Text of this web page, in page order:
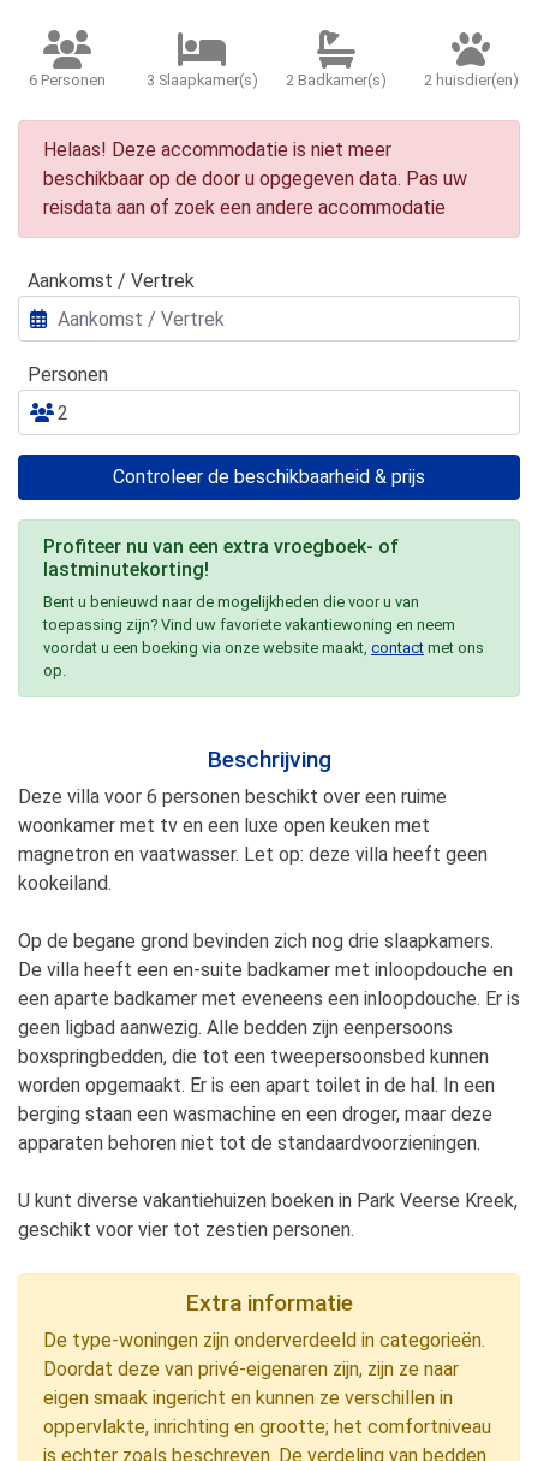
6 Personen 3 Slaapkamer(s) 2 Badkamer(s) 2 huisdier(en)
Helaas! Deze accommodatie is niet meer
beschikbaar op de door u opgegeven data. Pas uw
reisdata aan of zoek een andere accommodatie
Aankomst / Vertrek
Personen
Controleer de beschikbaarheid & prijs
Profiteer nu van een extra vroegboek- of
lastminutekorting!
Bent u benieuwd naar de mogelijkheden die voor u van
toepassing zijn? Vind uw favoriete vakantiewoning en neem
voordat u een boeking via onze website maakt, contact met ons
op.
Beschrijving
Deze villa voor 6 personen beschikt over een ruime
woonkamer met tv en een luxe open keuken met
magnetron en vaatwasser. Let op: deze villa heeft geen
kookeiland.
Op de begane grond bevinden zich nog drie slaapkamers.
De villa heeft een en-suite badkamer met inloopdouche en
een aparte badkamer met eveneens een inloopdouche. Er is
geen ligbad aanwezig. Alle bedden zijn eenpersoons
boxspringbedden, die tot een tweepersoonsbed kunnen
worden opgemaakt. Er is een apart toilet in de hal. In een
berging staan een wasmachine en een droger, maar deze
apparaten behoren niet tot de standaardvoorzieningen.
U kunt diverse vakantiehuizen boeken in Park Veerse Kreek,
geschikt voor vier tot zestien personen.
Extra informatie
De type-woningen zijn onderverdeeld in categorieën.
Doordat deze van privé-eigenaren zijn, zijn ze naar
eigen smaak ingericht en kunnen ze verschillen in
oppervlakte, inrichting en grootte; het comfortniveau
is echter zoals beschreven. De verdeling van bedden